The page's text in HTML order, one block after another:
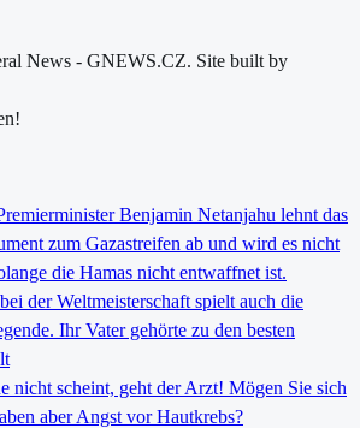
News - GNEWS.CZ. Site built by
Benjamin Netanjahu lehnt das
zum Gazastreifen ab und wird es nicht
die Hamas nicht entwaffnet ist.
der Weltmeisterschaft spielt auch die
Ihr Vater gehörte zu den besten
nicht scheint, geht der Arzt! Mögen Sie sich
aber Angst vor Hautkrebs?